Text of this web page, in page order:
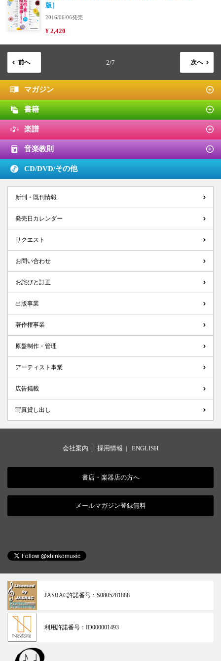
版］
2016/06/06発売
¥ 2,420
前へ 2/7 次へ
マガジン
書籍
楽譜
音楽教則
CD/DVD/その他
新刊・既刊情報
発売日カレンダー
リクエスト
お問い合わせ
お詫びと訂正
出版事業
著作権事業
原盤制作・管理
アーティスト事業
広告掲載
写真貸し出し
会社案内 | 採用情報 | ENGLISH
書店・楽器店の方へ
メールマガジン登録無料
JASRAC許諾番号： S0805281888
利用許諾番号： ID000001493